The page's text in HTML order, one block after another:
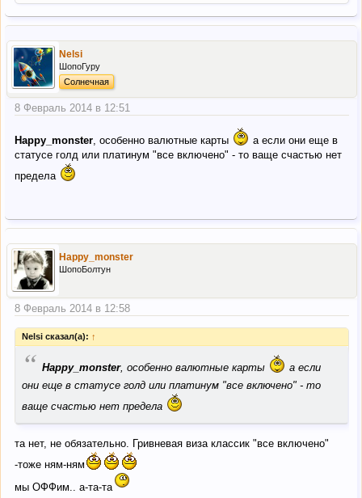
Nelsi
ШопоГуру
Солнечная
8 Февраль 2014 в 12:51
Happy_monster , особенно валютные карты
а если они еще в
статусе голд или платинум "все включено" - то ваще счастью нет
предела
Happy_monster
ШопоБолтун
8 Февраль 2014 в 12:58
Nelsi сказал(а): ↑
“ Happy_monster, особенно валютные карты
а если
они еще в статусе голд или платинум "все включено" - то
ваще счастью нет предела
та нет, не обязательно. Гривневая виза классик "все включено"
-тоже ням-ням
мы ОФФим.. а-та-та